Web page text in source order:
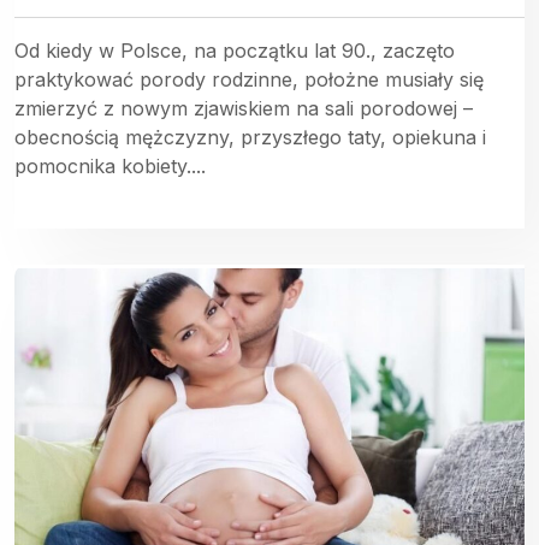
Od kiedy w Polsce, na początku lat 90., zaczęto
praktykować porody rodzinne, położne musiały się
zmierzyć z nowym zjawiskiem na sali porodowej –
obecnością mężczyzny, przyszłego taty, opiekuna i
pomocnika kobiety....